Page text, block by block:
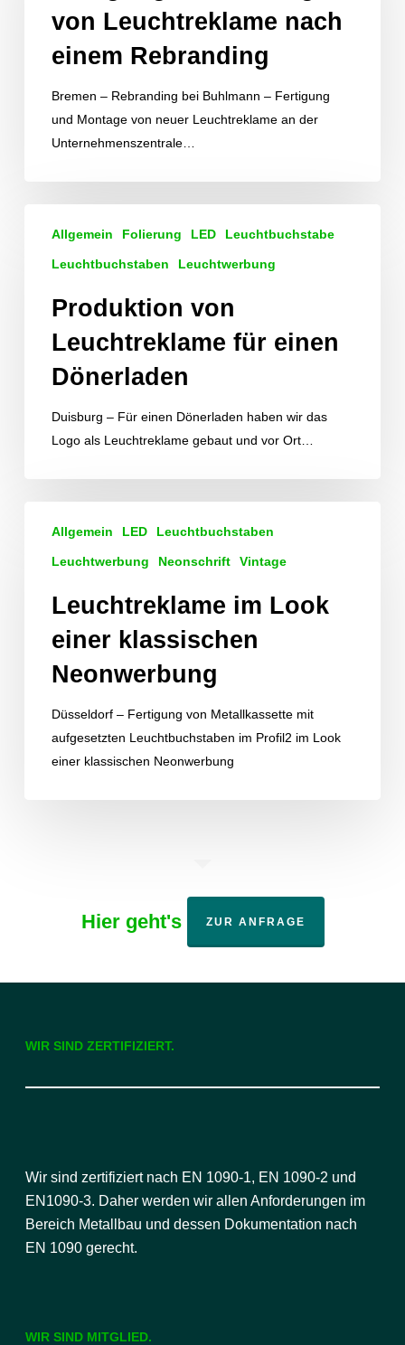
Leuchtreklame
einem
Rebranding
von Leuchtreklame nach
einem Rebranding
Bremen – Rebranding bei Buhlmann – Fertigung
und Montage von neuer Leuchtreklame an der
Unternehmenszentrale…
Leuchtreklame
Dönerladen
Allgemein Folierung LED Leuchtbuchstabe
Leuchtbuchstaben Leuchtwerbung
Produktion von
Leuchtreklame für einen
Dönerladen
Duisburg – Für einen Dönerladen haben wir das
Logo als Leuchtreklame gebaut und vor Ort…
klassischen
Neonwerbung
Allgemein LED Leuchtbuchstaben
Leuchtwerbung Neonschrift Vintage
Leuchtreklame im Look
einer klassischen
Neonwerbung
Düsseldorf – Fertigung von Metallkassette mit
aufgesetzten Leuchtbuchstaben im Profil2 im Look
einer klassischen Neonwerbung
Hier geht's ZUR ANFRAGE
WIR SIND ZERTIFIZIERT.
Wir sind zertifiziert nach EN 1090-1, EN 1090-2 und
EN1090-3. Daher werden wir allen Anforderungen im
Bereich Metallbau und dessen Dokumentation nach
EN 1090 gerecht.
WIR SIND MITGLIED.